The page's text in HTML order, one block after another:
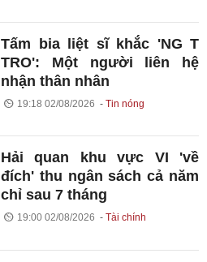
Tấm bia liệt sĩ khắc 'NG T
TRO': Một người liên hệ
nhận thân nhân
19:18 02/08/2026 Tin nóng
Hải quan khu vực VI 'về
đích' thu ngân sách cả năm
chỉ sau 7 tháng
19:00 02/08/2026 Tài chính